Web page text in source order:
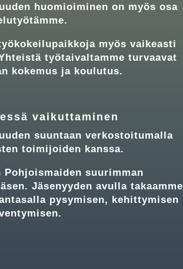
huomioiminen on myös osa
myös vaikeasti
työtaivaltamme turvaavat
kokemus ja koulutus.
vaikuttaminen
suuntaan verkostoitumalla
toimijoiden kanssa.
suurimman
Jäsenyyden avulla takaamme
pysymisen, kehittymisen